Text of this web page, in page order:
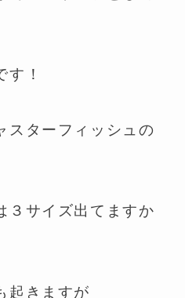
す！
スターフィッシュの
３サイズ出てますか
起きますが